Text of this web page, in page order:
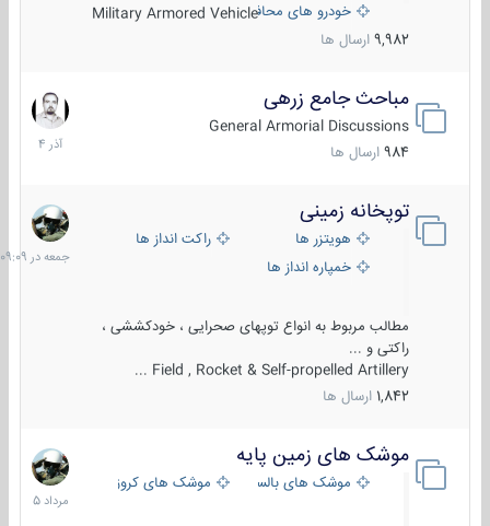
خودرو های محافظت شدهMilitary Armored Vehicle
9,982 ارسال ها
مباحث جامع زرهی
General Armorial Discussions
984 ارسال ها
7
آذر
1404
توپخانه زمینی
هویتزر ها
راکت انداز ها
خمپاره انداز ها
مطالب مربوط به انواع توپهای صحرایی ، خودکششی ،
راکتی و ...
Field , Rocket & Self-propelled Artillery ...
1,842 ارسال ها
جمعه
در
09:09
موشک های زمین پایه
موشک های بالستیک موشک های کروز
2
مرداد
1405